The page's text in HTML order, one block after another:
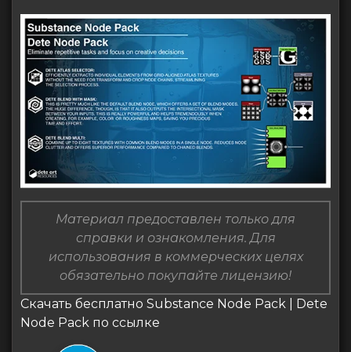
Материал предоставлен только для
справки и ознакомления. Для
использования в коммерческих целях
обязательно покупайте лицензию!
Скачать бесплатно Substance Node Pack | Dete
Node Pack по ссылке